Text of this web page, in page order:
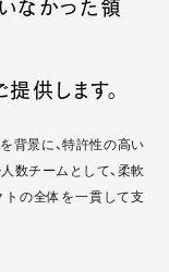
なかった領
供します。
背景に、特許性の高い
数チームとして、柔軟
の全体を一貫して支